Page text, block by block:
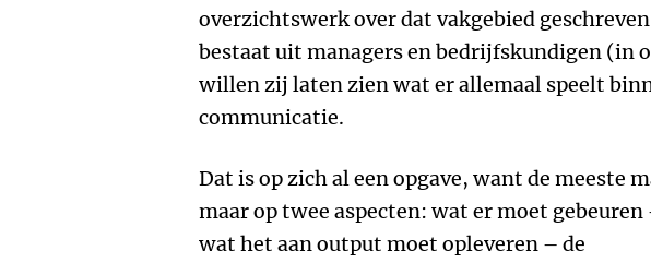
overzichtswerk over dat vakgebied
bestaat uit managers en bedrijfskundigen (in
willen zij laten zien wat er allemaal speelt
communicatie.
Dat is op zich al een opgave, want de meeste
maar op twee aspecten: wat er moet
wat het aan output moet opleveren – de